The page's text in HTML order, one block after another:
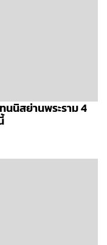
นิสย่านพระราม 4